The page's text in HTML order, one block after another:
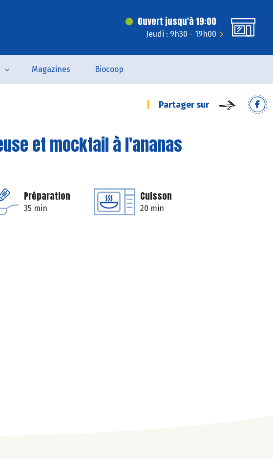
Ouvert jusqu'à 19:00
Jeudi : 9h30 - 19h00
Magazines Biocoop
Partager sur
et mocktail à l'ananas
Préparation
35 min
Cuisson
20 min